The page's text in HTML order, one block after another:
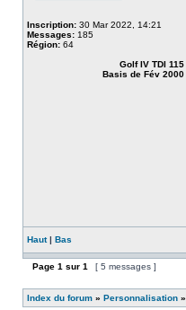
Inscription: 30 Mar 2022, 14:21
Messages: 185
Région: 64
Golf IV TDI 115
Basis de Fév 2000
Haut| Bas
Page 1 sur 1 [ 5 messages ]
Index du forum » Personnalisation »